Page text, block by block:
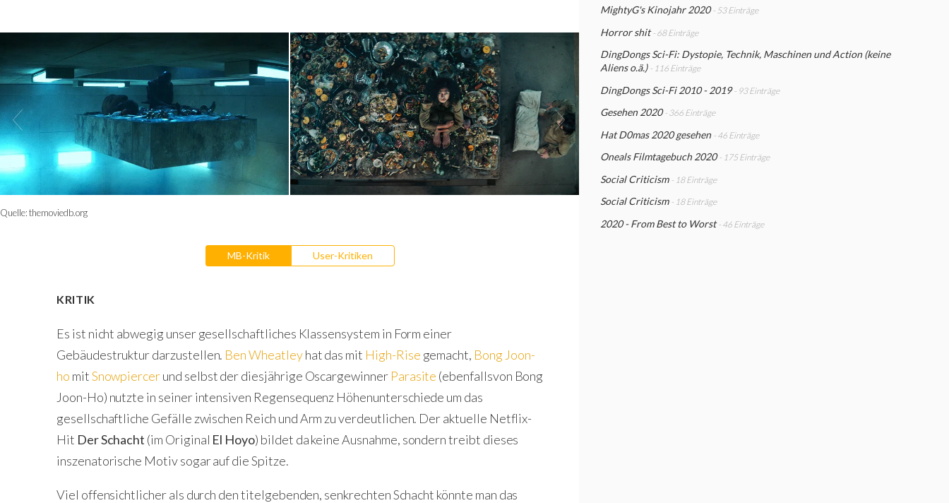
Quelle:themoviedb.org
MB-Kritik User-Kritiken
KRITIK
Es ist nicht abwegig unser gesellschaftliches Klassensystem in Form einer
Gebäudestruktur darzustellen. Ben Wheatleyhat das mit High-Rise gemacht, Bong Joon-
ho mitSnowpiercerund selbst der diesjährige Oscargewinner Parasite (ebenfallsvon Bong
Joon-Ho) nutzte in seiner intensiven Regensequenz Höhenunterschiede um das
gesellschaftliche Gefälle zwischen Reich und Arm zu verdeutlichen. Der aktuelle Netflix-
Hit Der Schacht (im Original El Hoyo) bildet da keine Ausnahme, sondern treibt dieses
inszenatorische Motiv sogar auf die Spitze.
Viel offensichtlicher als durch den titelgebenden, senkrechten Schacht könnte man das
MightyG's Kinojahr 2020 - 53 Einträge
Horror shit - 68 Einträge
DingDongs Sci-Fi: Dystopie, Technik, Maschinen und Action (keine
Aliens o.ä.) - 116 Einträge
DingDongs Sci-Fi 2010 - 2019 - 93 Einträge
Gesehen 2020 - 366 Einträge
Hat D0mas 2020 gesehen - 46 Einträge
Oneals Filmtagebuch 2020 - 175 Einträge
Social Criticism - 18 Einträge
Social Criticism - 18 Einträge
2020 - From Best to Worst - 46 Einträge